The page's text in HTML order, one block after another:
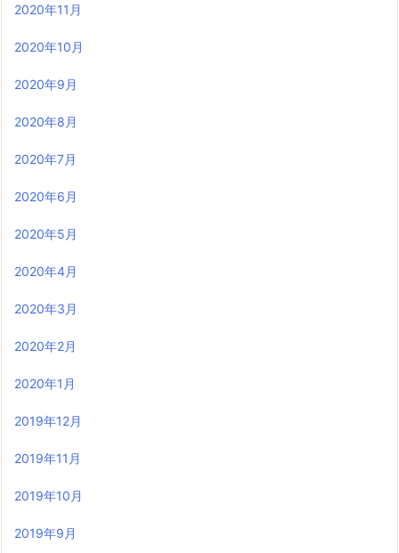
2020年11月
2020年10月
2020年9月
2020年8月
2020年7月
2020年6月
2020年5月
2020年4月
2020年3月
2020年2月
2020年1月
2019年12月
2019年11月
2019年10月
2019年9月